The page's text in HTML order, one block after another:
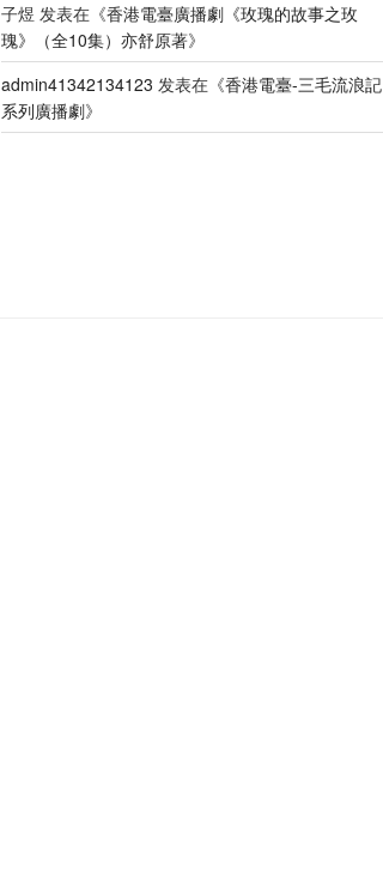
子煜 发表在《香港電臺廣播劇《玫瑰的故事之玫
瑰》（全10集）亦舒原著》
admin41342134123 发表在《香港電臺-三毛流浪記
系列廣播劇》